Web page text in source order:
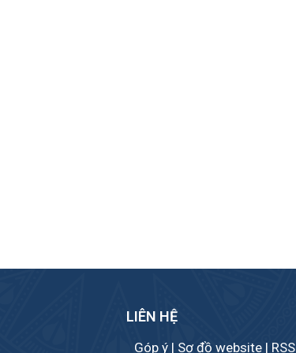
LIÊN HỆ
Góp ý | Sơ đồ website | RSS